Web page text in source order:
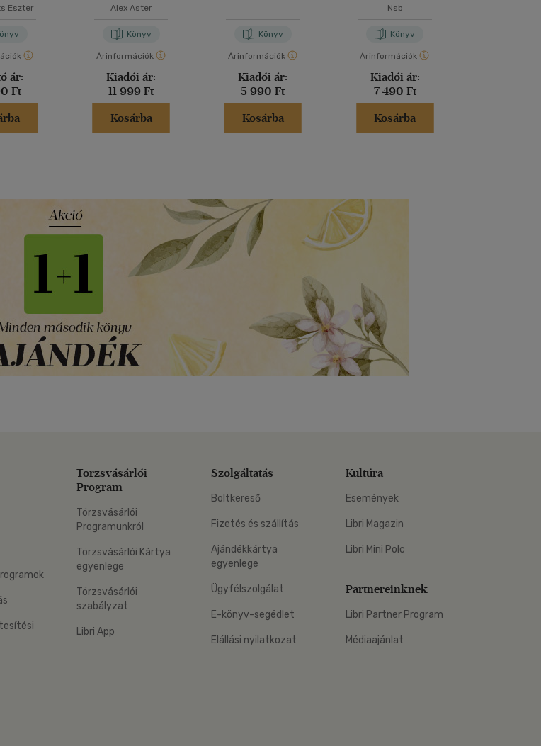
Eszter
ár:
Ft
Alex Aster
Könyv
Árinformációk
Kiadói ár:
11 999 Ft
Kosárba
Könyv
Árinformációk
Kiadói ár:
5 990 Ft
Kosárba
Nsb
Könyv
Árinformációk
Kiadói ár:
7 490 Ft
Kosárba
Törzsvásárlói
Program
Törzsvásárlói
Programunkról
Törzsvásárlói Kártya
egyenlege
Törzsvásárlói
szabályzat
Libri App
Szolgáltatás
Boltkereső
Fizetés és szállítás
Ajándékkártya
egyenlege
Ügyfélszolgálat
E-könyv-segédlet
Elállási nyilatkozat
Kultúra
Események
Libri Magazin
Libri Mini Polc
Partnereinknek
Libri Partner Program
Médiaajánlat